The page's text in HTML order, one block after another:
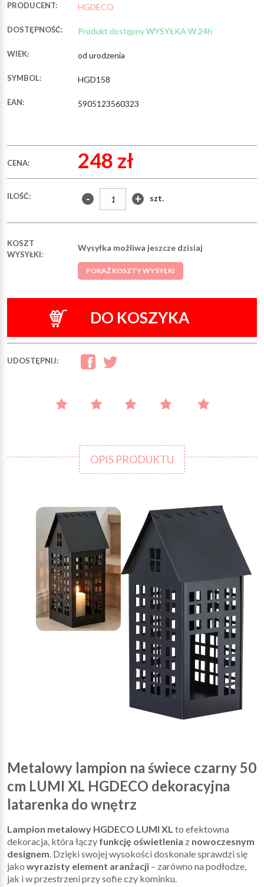
PRODUCENT: HGDECO
DOSTĘPNOŚĆ: Produkt dostępny WYSYŁKA W 24h
WIEK: od urodzenia
SYMBOL: HGD158
EAN: 5905123560323
CENA: 248 zł
ILOŚĆ: - + szt.
KOSZT
WYSYŁKI:
Wysyłka możliwa jeszcze dzisiaj
POKAŻ KOSZTY WYSYŁKI
DO KOSZYKA
UDOSTĘPNIJ:
OPIS PRODUKTU
Metalowy lampion na świece czarny 50
cm LUMI XL HGDECO dekoracyjna
latarenka do wnętrz
Lampion metalowy HGDECO LUMI XL to efektowna
dekoracja, która łączy funkcję oświetlenia z nowoczesnym
designem. Dzięki swojej wysokości doskonale sprawdzi się
jako wyrazisty element aranżacji – zarówno na podłodze,
jak i w przestrzeni przy sofie czy kominku.